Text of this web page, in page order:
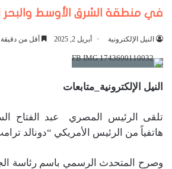
في منطقة الشرق الأوسط والبحر
النيل الإلكترونية أبريل 2, 2025 أقل من دقيقة
النيل الإلكترونية_متابعات
تلقى الرئيس المصري عبد الفتاح
هاتفياً من الرئيس الأمريكي “دونالد
وصرح المتحدث الرسمي باسم رئاسة